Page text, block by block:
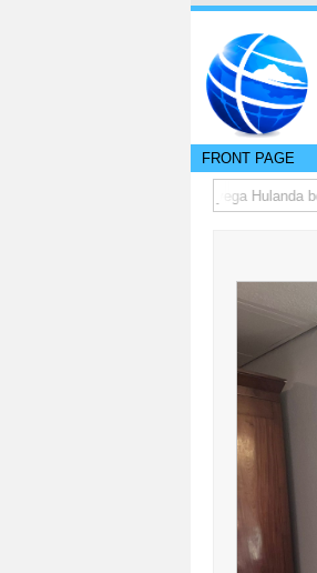
FRONT PAGE
di studiantenan di Aruba a yega Hulanda bon